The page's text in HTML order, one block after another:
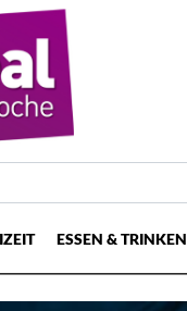
ESSEN & TRINKEN